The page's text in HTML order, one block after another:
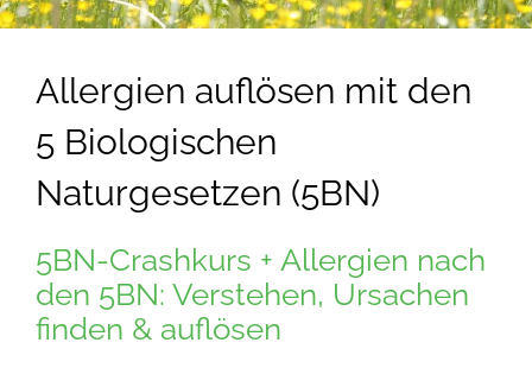
Produkttipps
Kiki & Christian
Allergien auflösen mit den
5 Biologischen
Naturgesetzen (5BN)
5BN-Crashkurs + Allergien nach
den 5BN: Verstehen, Ursachen
finden & auflösen